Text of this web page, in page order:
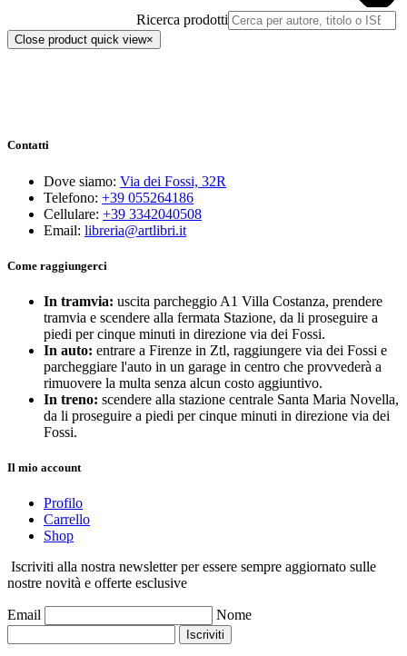
Ricerca prodotti
Close product quick view×
Contatti
Dove siamo: Via dei Fossi, 32R
Telefono: +39 055264186
Cellulare: +39 3342040508
Email: libreria@artlibri.it
Come raggiungerci
In tramvia: uscita parcheggio A1 Villa Costanza, prendere
tramvia e scendere alla fermata Stazione, da li proseguire a
piedi per cinque minuti in direzione via dei Fossi.
In auto: entrare a Firenze in Ztl, raggiungere via dei Fossi e
parcheggiare l'auto in un garage in centro che provvederà a
rimuovere la multa senza alcun costo aggiuntivo.
In treno: scendere alla stazione centrale Santa Maria Novella,
da li proseguire a piedi per cinque minuti in direzione via dei
Fossi.
Il mio account
Profilo
Carrello
Shop
Iscriviti alla nostra newsletter per essere sempre aggiornato sulle
nostre novità e offerte esclusive
Email Nome
Iscriviti